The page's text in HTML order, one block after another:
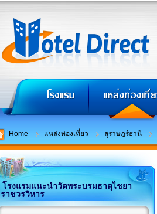
Home แหล่งท่องเที่ยว สุราษฎร์ธานี
โรงแรมแนะนำวัดพระบรมธาตุไชยา
ราชวรวิหาร